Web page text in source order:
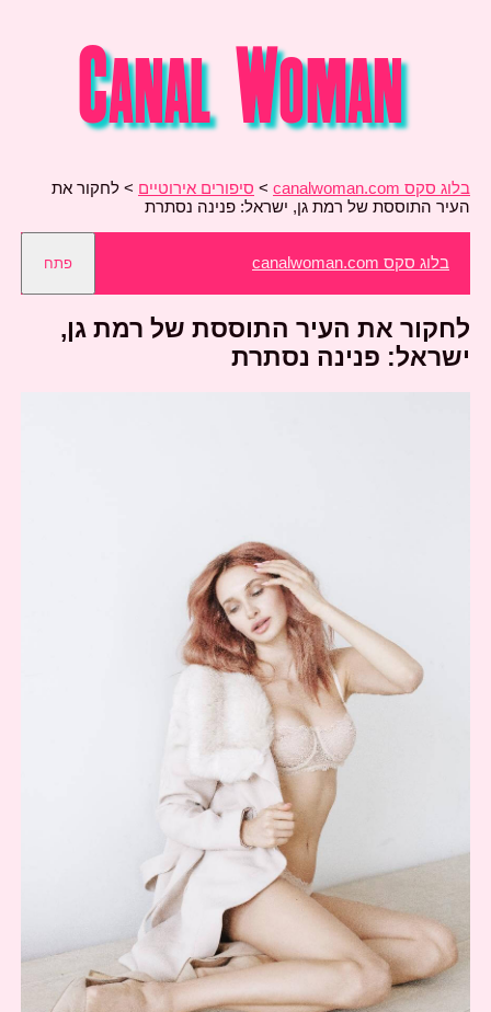
בלוג סקס canalwoman.com > סיפורים אירוטיים > לחקור את
העיר התוססת של רמת גן, ישראל: פנינה נסתרת
בלוג סקס canalwoman.com פתח
לחקור את העיר התוססת של רמת גן,
ישראל: פנינה נסתרת